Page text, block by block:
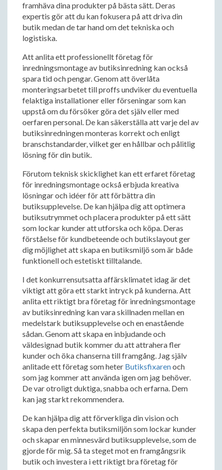
framhäva dina produkter på bästa sätt. Deras
expertis gör att du kan fokusera på att driva din
butik medan de tar hand om det tekniska och
logistiska.
Att anlita ett professionellt företag för
inredningsmontage av butiksinredning kan också
spara tid och pengar. Genom att överlåta
monteringsarbetet till proffs undviker du eventuella
felaktiga installationer eller förseningar som kan
uppstå om du försöker göra det själv eller med
oerfaren personal. De kan säkerställa att varje del av
butiksinredningen monteras korrekt och enligt
branschstandarder, vilket ger en hållbar och pålitlig
lösning för din butik.
Förutom teknisk skicklighet kan ett erfaret företag
för inredningsmontage också erbjuda kreativa
lösningar och idéer för att förbättra din
butiksupplevelse. De kan hjälpa dig att optimera
butiksutrymmet och placera produkter på ett sätt
som lockar kunder att utforska och köpa. Deras
förståelse för kundbeteende och butikslayout ger
dig möjlighet att skapa en butiksmiljö som är både
funktionell och estetiskt tilltalande.
I det konkurrensutsatta affärsklimatet idag är det
viktigt att göra ett starkt intryck på kunderna. Att
anlita ett riktigt bra företag för inredningsmontage
av butiksinredning kan vara skillnaden mellan en
medelstark butiksupplevelse och en enastående
sådan. Genom att skapa en inbjudande och
väldesignad butik kommer du att attrahera fler
kunder och öka chanserna till framgång. Jag själv
anlitade ett företag som heter Butiksfixarenoch
som jag kommer att använda igen om jag behöver.
De var otroligt duktiga, snabba och erfarna. Dem
kan jag starkt rekommendera.
De kan hjälpa dig att förverkliga din vision och
skapa den perfekta butiksmiljön som lockar kunder
och skapar en minnesvärd butiksupplevelse, som de
gjorde för mig. Så ta steget mot en framgångsrik
butik och investera i ett riktigt bra företag för